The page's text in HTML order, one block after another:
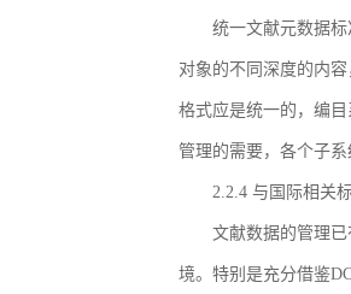
统一文献元数据
对象的不同深度的内
格式应是统一的，编
管理的需要，各个子
2.2.4 与国际相关
文献数据的管理
境。特别是充分借鉴